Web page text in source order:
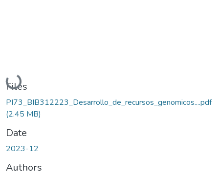
Loading...
Files
PI73_BIB312223_Desarrollo_de_recursos_genomicos....pdf
(2.45 MB)
Date
2023-12
Authors